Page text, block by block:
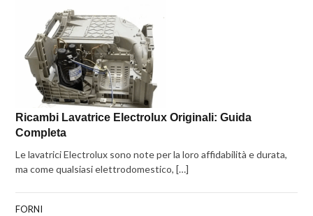
Ricambi Lavatrice Electrolux Originali: Guida
Completa
Le lavatrici Electrolux sono note per la loro affidabilità e durata,
ma come qualsiasi elettrodomestico, […]
FORNI